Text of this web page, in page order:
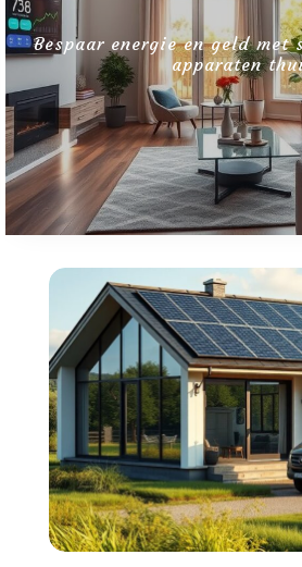
Zo vind je snel je verloren